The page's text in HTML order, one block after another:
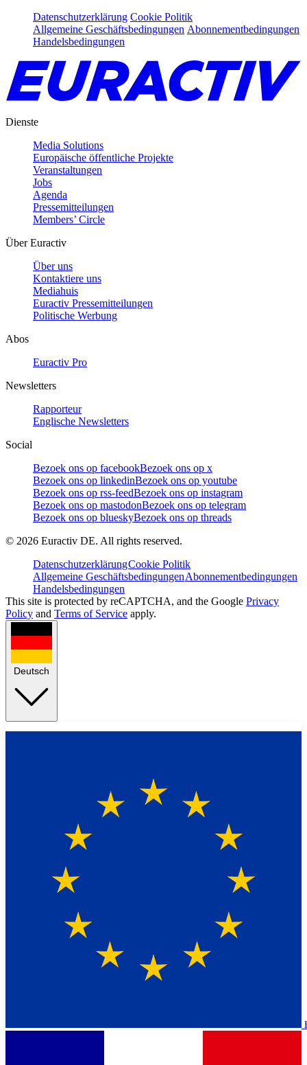
Datenschutzerklärung Cookie Politik
Allgemeine Geschäftsbedingungen Abonnementbedingungen
Handelsbedingungen
Dienste
Media Solutions
Europäische öffentliche Projekte
Veranstaltungen
Jobs
Agenda
Pressemitteilungen
Members’ Circle
Über Euractiv
Über uns
Kontaktiere uns
Mediahuis
Euractiv Pressemitteilungen
Politische Werbung
Abos
Euractiv Pro
Newsletters
Rapporteur
Englische Newsletters
Social
Bezoek ons op facebookBezoek ons op x
Bezoek ons op linkedinBezoek ons op youtube
Bezoek ons op rss-feedBezoek ons op instagram
Bezoek ons op mastodonBezoek ons op telegram
Bezoek ons op blueskyBezoek ons op threads
© 2026 Euractiv DE. All rights reserved.
DatenschutzerklärungCookie Politik
Allgemeine GeschäftsbedingungenAbonnementbedingungen
Handelsbedingungen
This site is protected by reCAPTCHA, and the Google Privacy
Policy and Terms of Service apply.
Deutsch